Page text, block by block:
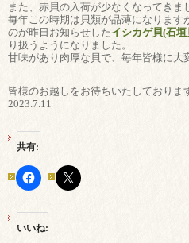
また、赤貝の入荷が少なくなってきま
毎年この時期は貝類が品薄になります
のが昨日お知らせしたイシカゲ貝(石垣
り扱うようになりました。
甘味があり肉厚な貝で、毎年皆様に大
皆様のお越しをお待ちいたしておりま
2023.7.11
共有:
いいね: